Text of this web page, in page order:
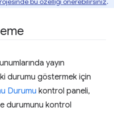
yayın
durumu göstermek için
Durumu kontrol paneli,
durumunu kontrol